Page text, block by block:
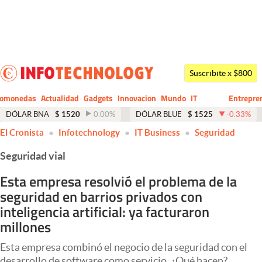
Dólar
Economía y Política
Finanzas y Mercados
Mercados Online
Negocios
Columnistas
Otras secciones
Apertura
Suscribite x $800
Actualidad Gadgets Innovacion Mundo
CIO
IT
Business
DÓLAR BNA $ 1520 0.00% DÓLAR BLUE $ 1525 -0.33%
El Cronista Infotechnology IT Business Seguridad
Seguridad vial
Esta empresa resolvió el problema de la
seguridad en barrios privados con
inteligencia artificial: ya facturaron
millones
Esta empresa combinó el negocio de la seguridad con el